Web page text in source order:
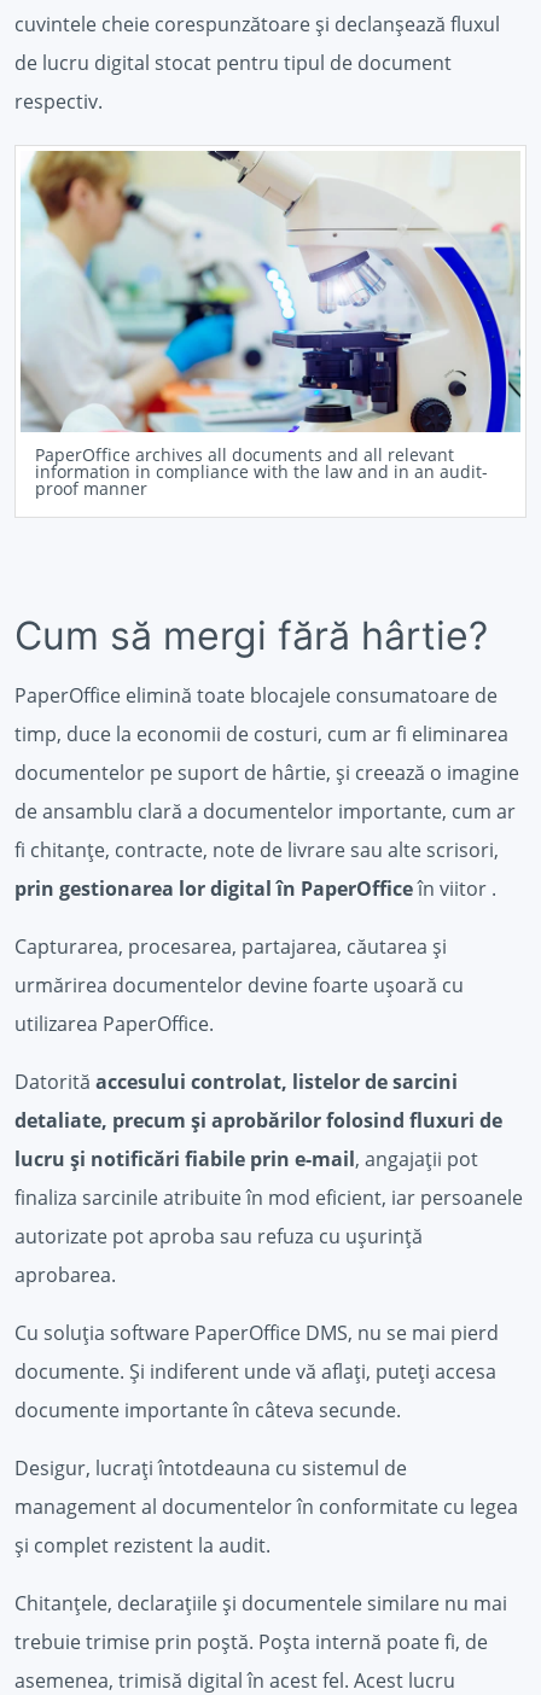
cuvintele cheie corespunzătoare și declanșează fluxul
de lucru digital stocat pentru tipul de document
respectiv.
PaperOffice archives all documents and all relevant
information in compliance with the law and in an audit-
proof manner
Cum să mergi fără hârtie?
PaperOffice elimină toate blocajele consumatoare de
timp, duce la economii de costuri, cum ar fi eliminarea
documentelor pe suport de hârtie, și creează o imagine
de ansamblu clară a documentelor importante, cum ar
fi chitanțe, contracte, note de livrare sau alte scrisori,
prin gestionarea lor digital în PaperOfficeîn viitor .
Capturarea, procesarea, partajarea, căutarea și
urmărirea documentelor devine foarte ușoară cu
utilizarea PaperOffice.
Datorită accesului controlat, listelor de sarcini
detaliate, precum și aprobărilor folosind fluxuri de
lucru și notificări fiabile prin e-mail, angajații pot
finaliza sarcinile atribuite în mod eficient, iar persoanele
autorizate pot aproba sau refuza cu ușurință
aprobarea.
Cu soluția software PaperOffice DMS, nu se mai pierd
documente. Și indiferent unde vă aflați, puteți accesa
documente importante în câteva secunde.
Desigur, lucrați întotdeauna cu sistemul de
management al documentelor în conformitate cu legea
și complet rezistent la audit.
Chitanțele, declarațiile și documentele similare nu mai
trebuie trimise prin poștă. Poșta internă poate fi, de
asemenea, trimisă digital în acest fel. Acest lucru